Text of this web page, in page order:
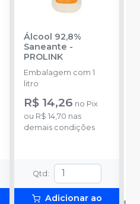
Álcool 92,8%
Saneante -
PROLINK
Embalagem com 1
litro
R$ 14,26 no Pix
ou R$ 14,70 nas
demais condições
Qtd :
Adicionar ao